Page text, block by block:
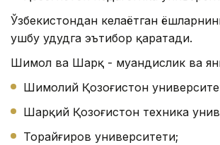
Ўзбекистондан келаётган
ушбу ҳудудга эътибор қаратади.
Шимол ва Шарқ - муҳандислик ва
Шимолий Қозоғистон
Шарқий Қозоғистон техника
Торайғиров университети;